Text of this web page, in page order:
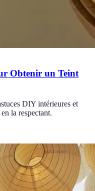
Obtenir un Teint
DIY intérieures et
la respectant.